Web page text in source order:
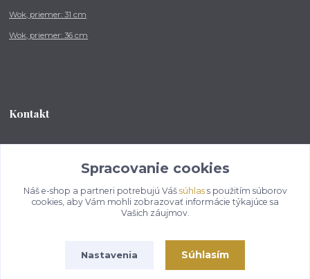
Wok, priemer: 31 cm
Wok, priemer: 36 cm
Kontakt
od 8:00 - do 16:00 hod
info@kotlikovesupravy.sk
Spracovanie cookies
Náš e-shop a partneri potrebujú Váš súhlass použitím súborov
cookies, aby Vám mohli zobrazovať informácie týkajúce sa
Vašich záujmov.
Nastavenia Súhlasím